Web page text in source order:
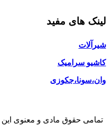
لینک های مفید
شیرآلات
کاشیو سرامیک
وان،سونا،جکوزی
تمامی حقوق مادی و معنوی